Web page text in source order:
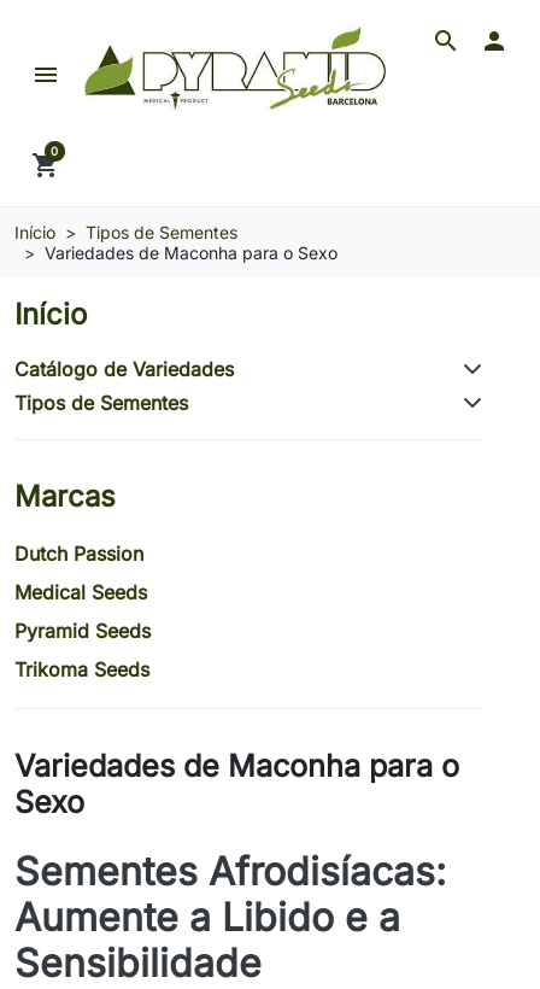
Pyramid Seeds Brasil: O Seu Banco de Seeds de
search
menu

shopping_cart
0
Início
Tipos de Sementes
Variedades de Maconha para o Sexo
Início
Catálogo de Variedades
Tipos de Sementes
Marcas
Dutch Passion
Medical Seeds
Pyramid Seeds
Trikoma Seeds
Variedades de Maconha para o
Sexo
Sementes Afrodisíacas:
Aumente a Libido e a
Sensibilidade